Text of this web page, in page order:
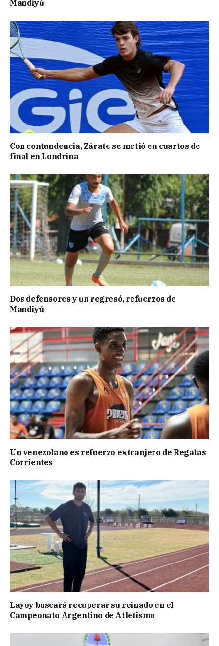
Mandiyú
Con contundencia, Zárate se metió en cuartos de
final en Londrina
Dos defensores y un regresó, refuerzos de
Mandiyú
Un venezolano es refuerzo extranjero de Regatas
Corrientes
Layoy buscará recuperar su reinado en el
Campeonato Argentino de Atletismo